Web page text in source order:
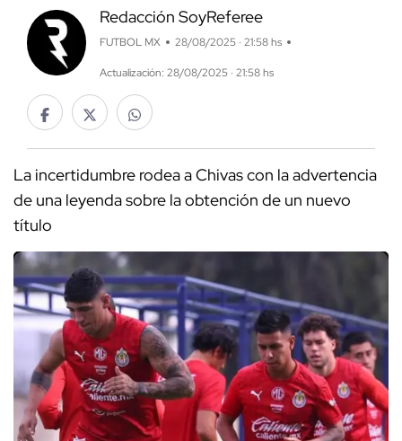
Redacción SoyReferee
FUTBOL MX 28/08/2025 · 21:58 hs
Actualización: 28/08/2025 · 21:58 hs
La incertidumbre rodea a Chivas con la advertencia
de una leyenda sobre la obtención de un nuevo
título